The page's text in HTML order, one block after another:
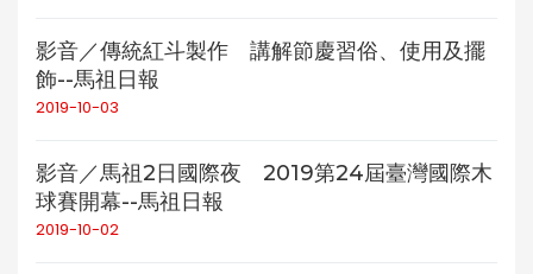
影音／傳統紅斗製作 講解節慶習俗、使用及擺
飾--馬祖日報
2019-10-03
影音／馬祖2日國際夜 2019第24屆臺灣國際木
球賽開幕--馬祖日報
2019-10-02